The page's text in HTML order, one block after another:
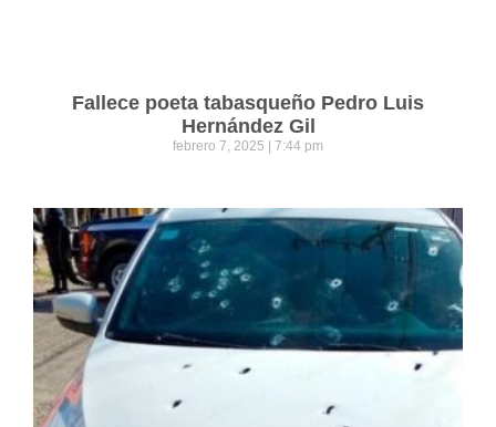
Fallece poeta tabasqueño Pedro Luis
Hernández Gil
febrero 7, 2025 7:44 pm